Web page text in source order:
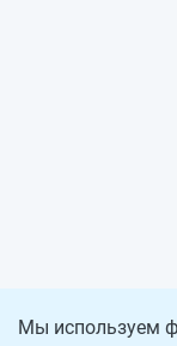
Мы используем